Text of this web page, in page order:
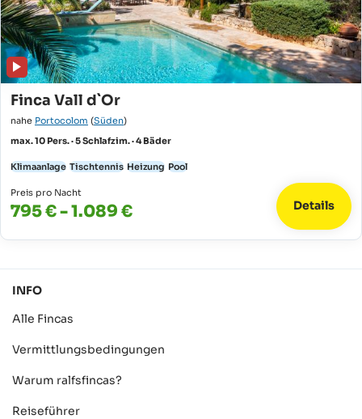
Finca Vall d`Or
nahe Portocolom (Süden)
max. 10 Pers. · 5 Schlafzim. · 4 Bäder
Klimaanlage Tischtennis Heizung Pool
Preis pro Nacht
795 € - 1.089 € Details
INFO
Alle Fincas
Vermittlungsbedingungen
Warum ralfsfincas?
Reiseführer